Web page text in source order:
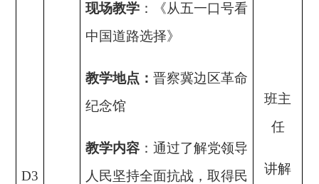
D3
现场教学 ：
《从五一口号看
中国道路选择》
教学地点：晋察冀边区革命
纪念馆
教学内容 ：通过了解党领导
人民坚持全面抗战，取得民
班主
任
讲解